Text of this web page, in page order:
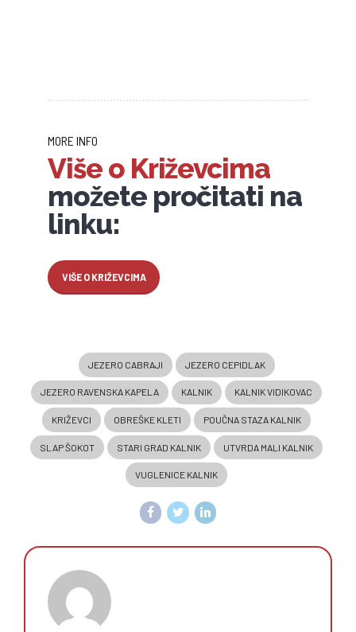
MORE INFO
Više o Križevcima
možete pročitati na
linku:
VIŠE O KRIŽEVCIMA
JEZERO CABRAJI JEZERO CEPIDLAK
JEZERO RAVENSKA KAPELA KALNIK KALNIK VIDIKOVAC
KRIŽEVCI OBREŠKE KLETI POUČNA STAZA KALNIK
SLAP ŠOKOT STARI GRAD KALNIK UTVRDA MALI KALNIK
VUGLENICE KALNIK